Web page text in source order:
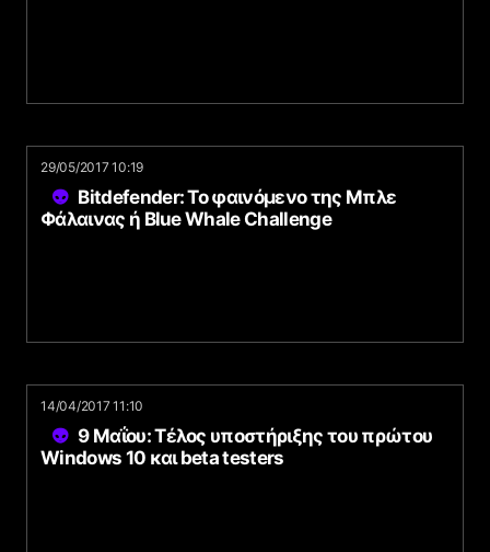
29/05/2017 10:19
Bitdefender: Το φαινόμενο της Μπλε
Φάλαινας ή Blue Whale Challenge
14/04/2017 11:10
9 Μαΐου: Τέλος υποστήριξης του πρώτου
Windows 10 και beta testers